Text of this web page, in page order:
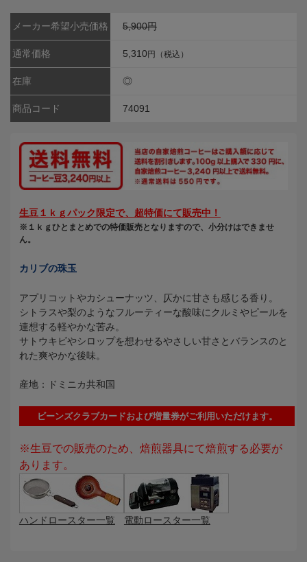
メーカー希望小売価格 5,900円
通常価格 5,310 円（税込）
在庫 ◎
商品コード 74091
生豆１ｋｇパック限定で、超特価にて販売中！
※１ｋｇひとまとめでの特価販売となりますので、小分けはできませ
ん。
カリブの珠玉
アプリコットやカシューナッツ、仄かに甘さも感じる香り。
シトラスや梨のようなフルーティーな酸味にクルミやピールを
連想する軽やかな苦み。
サトウキビやシロップを想わせるやさしい甘さとバランスのと
れた爽やかな後味。
産地：ドミニカ共和国
ビーンズクラブカードおよび増量券がご利用いただけます。
※生豆での販売のため、焙煎器具にて焙煎する必要が
あります。
ハンドロースター一覧 電動ロースター一覧